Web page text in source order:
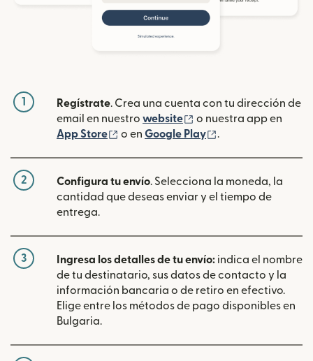
1 Regístrate. Crea una cuenta con tu dirección de
email en nuestro website (se abre en una
o nuestra app en
App Store
(se abre en una ventana nueva)
o en Google Play (se abre en una
.
2 Configura tu envío. Selecciona la moneda, la
cantidad que deseas enviar y el tiempo de
entrega.
3 Ingresa los detalles de tu envío: indica el nombre
de tu destinatario, sus datos de contacto y la
información bancaria o de retiro en efectivo.
Elige entre los métodos de pago disponibles en
Bulgaria.